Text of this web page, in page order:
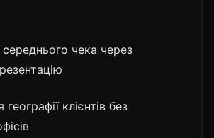
середнього чека через
клієнтів без